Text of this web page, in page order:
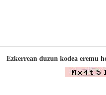
Ezkerrean duzun kodea eremu